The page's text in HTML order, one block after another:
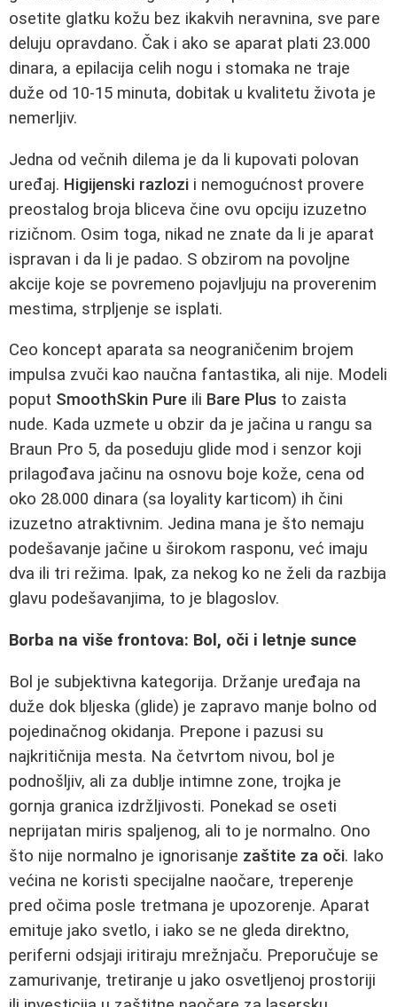
osetite glatku kožu bez ikakvih neravnina, sve pare
deluju opravdano. Čak i ako se aparat plati 23.000
dinara, a epilacija celih nogu i stomaka ne traje
duže od 10-15 minuta, dobitak u kvalitetu života je
nemerljiv.
Jedna od večnih dilema je da li kupovati polovan
uređaj. Higijenski razlozi i nemogućnost provere
preostalog broja bliceva čine ovu opciju izuzetno
rizičnom. Osim toga, nikad ne znate da li je aparat
ispravan i da li je padao. S obzirom na povoljne
akcije koje se povremeno pojavljuju na proverenim
mestima, strpljenje se isplati.
Ceo koncept aparata sa neograničenim brojem
impulsa zvuči kao naučna fantastika, ali nije. Modeli
poput SmoothSkin Pure ili Bare Plus to zaista
nude. Kada uzmete u obzir da je jačina u rangu sa
Braun Pro 5, da poseduju glide mod i senzor koji
prilagođava jačinu na osnovu boje kože, cena od
oko 28.000 dinara (sa loyality karticom) ih čini
izuzetno atraktivnim. Jedina mana je što nemaju
podešavanje jačine u širokom rasponu, već imaju
dva ili tri režima. Ipak, za nekog ko ne želi da razbija
glavu podešavanjima, to je blagoslov.
Borba na više frontova: Bol, oči i letnje sunce
Bol je subjektivna kategorija. Držanje uređaja na
duže dok bljeska (glide) je zapravo manje bolno od
pojedinačnog okidanja. Prepone i pazusi su
najkritičnija mesta. Na četvrtom nivou, bol je
podnošljiv, ali za dublje intimne zone, trojka je
gornja granica izdržljivosti. Ponekad se oseti
neprijatan miris spaljenog, ali to je normalno. Ono
što nije normalno je ignorisanje zaštite za oči. Iako
većina ne koristi specijalne naočare, treperenje
pred očima posle tretmana je upozorenje. Aparat
emituje jako svetlo, i iako se ne gleda direktno,
periferni odsjaji iritiraju mrežnjaču. Preporučuje se
zamurivanje, tretiranje u jako osvetljenoj prostoriji